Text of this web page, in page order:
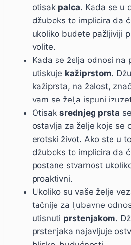
otisak palca. Kada se u
džuboks to implicira da
ukoliko budete pažljiviji
volite.
Kada se želja odnosi na
utiskuje kažiprstom.
kažiprsta, na žalost,
vam se želja ispuni
Otisak srednjeg prsta
ostavlja za želje koje se
erotski život. Ako ste u
džuboks to implicira da
postane stvarnost
proaktivni.
Ukoliko su vaše želje
tačnije za ljubavne
utisnuti prstenjakom.
prstenjaka najavljuje